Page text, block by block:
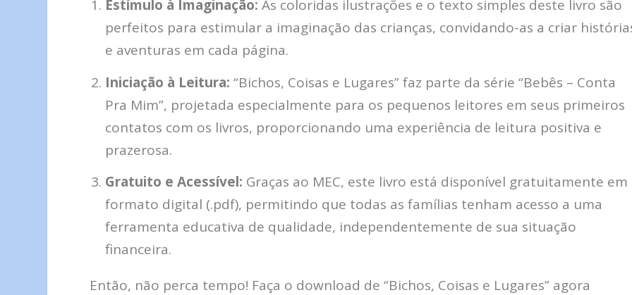
Estímulo à Imaginação: As coloridas ilustrações e o texto simples deste livro são
perfeitos para estimular a imaginação das crianças, convidando-as a criar
e aventuras em cada página.
Iniciação à Leitura: “Bichos, Coisas e Lugares” faz parte da série “Bebês – Conta
Pra Mim”, projetada especialmente para os pequenos leitores em seus primeiros
contatos com os livros, proporcionando uma experiência de leitura positiva e
prazerosa.
Gratuito e Acessível: Graças ao MEC, este livro está disponível gratuitamente em
formato digital (.pdf), permitindo que todas as famílias tenham acesso a uma
ferramenta educativa de qualidade, independentemente de sua situação
financeira.
Então, não perca tempo! Faça o download de “Bichos, Coisas e Lugares” agora